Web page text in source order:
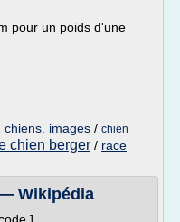
pour un poids d'une
chiens. images / chien
chien berger / race
Wikipédia